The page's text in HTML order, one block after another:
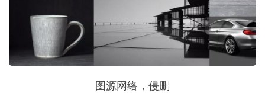
图源网络，侵删